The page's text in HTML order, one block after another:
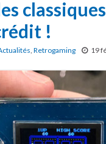
!
, Retrogaming 19